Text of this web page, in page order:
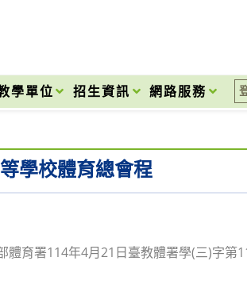
學單位 招生資訊 網路服務
學校體育總會程
體育署114年4月21日臺教體署學(三)字